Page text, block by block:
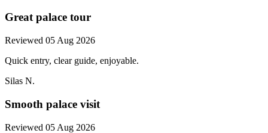
Great palace tour
Reviewed 05 Aug 2026
Quick entry, clear guide, enjoyable.
Silas N.
Smooth palace visit
Reviewed 05 Aug 2026